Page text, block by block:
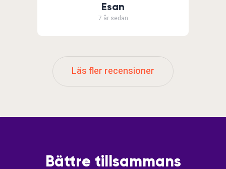
Esan
7 år sedan
Läs fler recensioner
Bättre tillsammans